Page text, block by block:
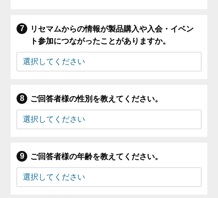
リセマムからの情報が製品購入や入会・イベン
ト参加につながったことがありますか。
ご回答者様の性別を教えてください。
ご回答者様の年齢を教えてください。